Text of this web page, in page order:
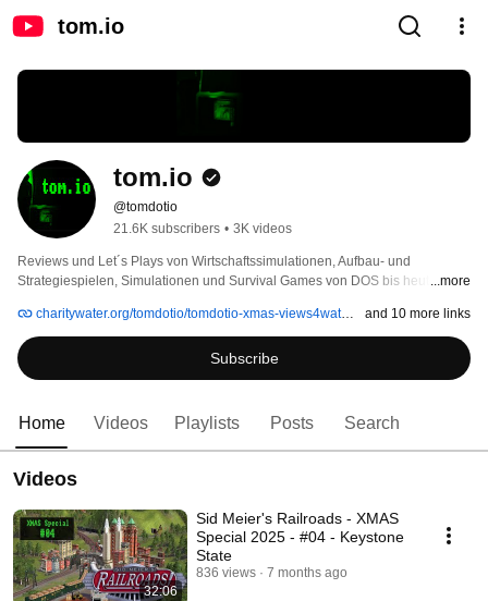
tom.io
tom.io
@tomdotio
21.6K subscribers • 3K videos
Reviews und Let´s Plays von Wirtschaftssimulationen, Aufbau- und
Strategiespielen, Simulationen und Survival Games von DOS bis heute. ...more
charitywater.org/tomdotio/tomdotio-xmas-views4water-2025 and 10 more links
Subscribe
Home Videos Playlists Posts Search
Videos
32:06
Sid Meier's Railroads - XMAS
Special 2025 - #04 - Keystone
State
836 views 7 months ago